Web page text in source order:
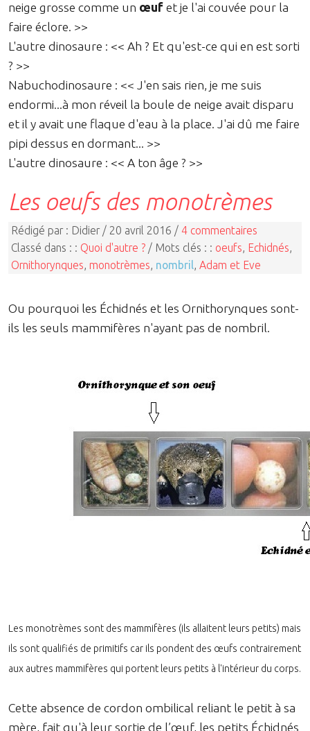
neige grosse comme un œuf et je l'ai couvée pour la
faire éclore. >>
L'autre dinosaure : << Ah ? Et qu'est-ce qui en est sorti
? >>
Nabuchodinosaure : << J'en sais rien, je me suis
endormi...à mon réveil la boule de neige avait disparu
et il y avait une flaque d'eau à la place. J'ai dû me faire
pipi dessus en dormant... >>
L'autre dinosaure : << A ton âge ? >>
Les oeufs des monotrèmes
Rédigé par : Didier / 20 avril 2016 / 4 commentaires
Classé dans : : Quoi d'autre ? / Mots clés : : oeufs, Echidnés,
Ornithorynques, monotrèmes, nombril, Adam et Eve
Ou pourquoi les Échidnés et les Ornithorynques sont-
ils les seuls mammifères n'ayant pas de nombril.
Les monotrèmes sont des mammifères (ils allaitent leurs petits) mais
ils sont qualifiés de primitifs car ils pondent des œufs contrairement
aux autres mammifères qui portent leurs petits à l'intérieur du corps.
Cette absence de cordon ombilical reliant le petit à sa
mère, fait qu'à leur sortie de l’œuf, les petits Échidnés